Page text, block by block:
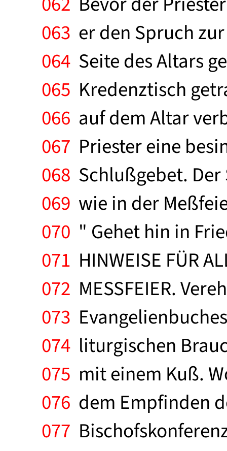
063 er den Spruch
064 Seite des Altars
065 Kredenztisch
066 auf dem Altar
067 Priester eine
068 Schlußgebet.
069 wie in der
070 " Gehet hin in
071 HINWEISE FÜR
072 MESSFEIER.
073
074 liturgischen
075 mit einem Kuß.
076 dem Empfinden
077